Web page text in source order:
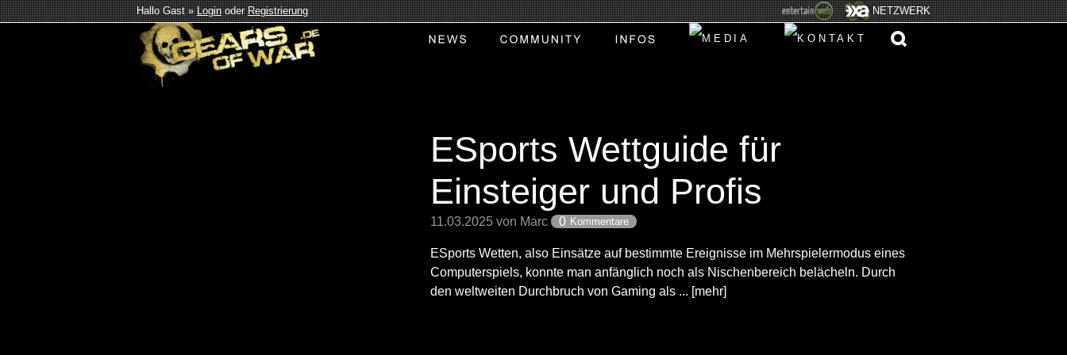
Hallo Gast »LoginoderRegistrierung NETZWERK
ESports Wettguide für
Einsteiger und Profis
11.03.2025 von Marc 0 Kommentare
ESports Wetten, also Einsätze auf bestimmte Ereignisse im Mehrspielermodus eines
Computerspiels, konnte man anfänglich noch als Nischenbereich belächeln. Durch
den weltweiten Durchbruch von Gaming als ... [mehr]